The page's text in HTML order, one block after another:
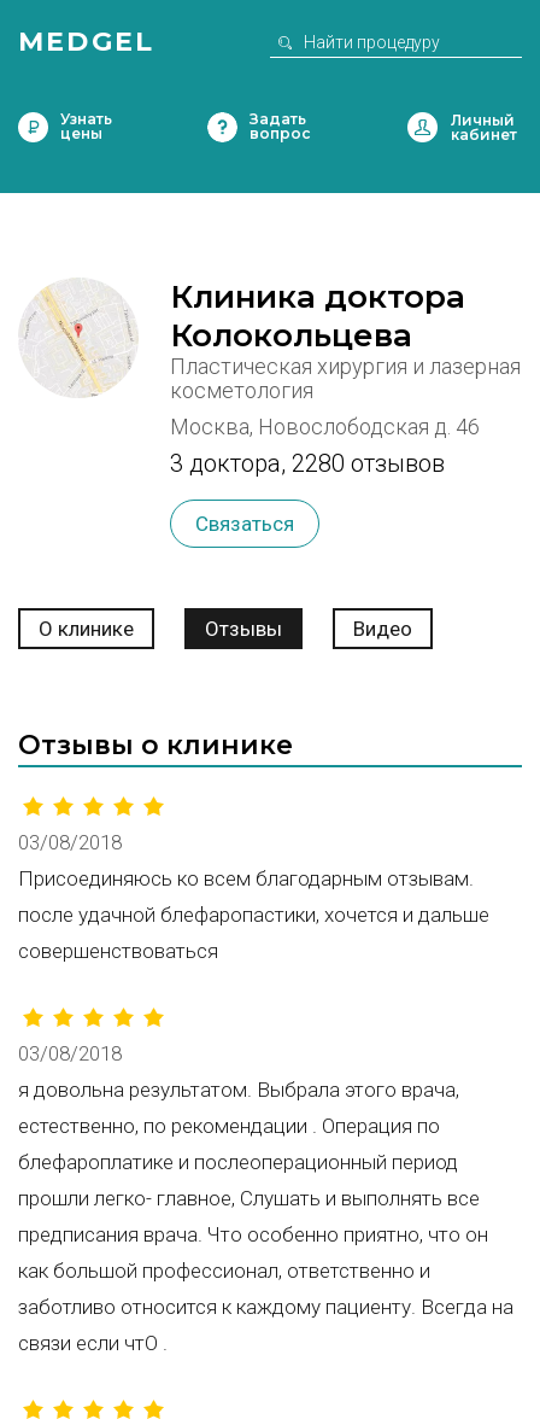
MEDGEL
Узнать
цены
Задать
вопрос
Клиника доктора
Колокольцева
Пластическая хирургия и лазерная
косметология
Москва, Новослободская д. 46
3 доктора, 2280 отзывов
Связаться
О клинике Отзывы Видео
Отзывы о клинике
03/08/2018
Присоединяюсь ко всем благодарным отзывам.
после удачной блефаропастики, хочется и дальше
совершенствоваться
03/08/2018
я довольна результатом. Выбрала этого врача,
естественно, по рекомендации . Операция по
блефароплатике и послеоперационный период
прошли легко- главное, Слушать и выполнять все
предписания врача. Что особенно приятно, что он
как большой профессионал, ответственно и
заботливо относится к каждому пациенту. Всегда на
связи если чтО .